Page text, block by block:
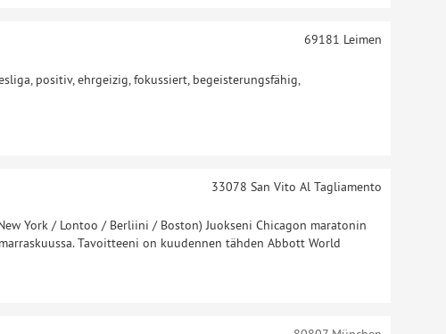
positiv, ehrgeizig, fokussiert, begeisterungsfähig,
69181 Leimen
York / Lontoo / Berliini / Boston) Juokseni Chicagon maratonin
Tavoitteeni on kuudennen tähden Abbott World
33078 San Vito Al Tagliamento